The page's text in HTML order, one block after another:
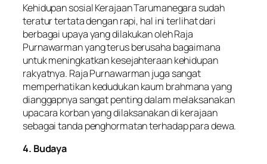
Kehidupan sosial Kerajaan Tarumanegara sudah
teratur tertata dengan rapi, hal ini terlihat dari
berbagai upaya yang dilakukan oleh Raja
Purnawarman yang terus berusaha bagaimana
untuk meningkatkan kesejahteraan kehidupan
rakyatnya. Raja Purnawarman juga sangat
memperhatikan kedudukan kaum brahmana yang
dianggapnya sangat penting dalam melaksanakan
upacara korban yang dilaksanakan di kerajaan
sebagai tanda penghormatan terhadap para dewa.
4. Budaya